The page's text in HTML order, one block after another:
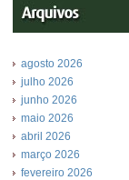
agosto 2026
julho 2026
junho 2026
maio 2026
abril 2026
março 2026
fevereiro 2026